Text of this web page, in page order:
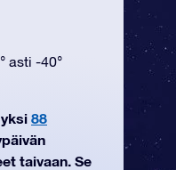
asti -40°
88
taivaan. Se